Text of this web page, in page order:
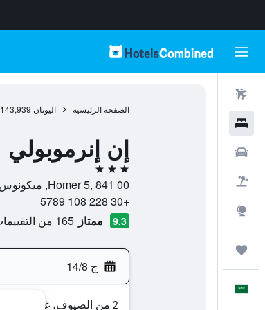
الصفحة الرئيسية اليونان 143,939
إن إنرموبولي
3 نجوم
Homer 5, 841 00, ميكونوس, جزيرة ميكنوس, اليونان
+30 228 108 5789
9.3 ممتاز 165 من التقييمات تم التحقق منها
ج 14/8
2 من الضيوف، غرفة واحدة